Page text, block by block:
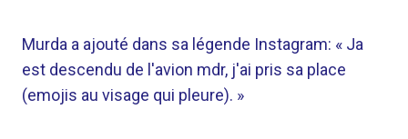
Murda a ajouté dans sa légende Instagram: « Ja
est descendu de l'avion mdr, j'ai pris sa place
(emojis au visage qui pleure). »